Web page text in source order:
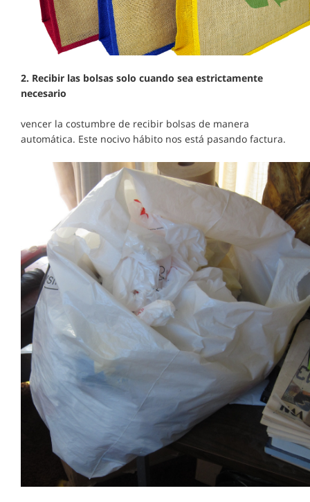
2. Recibir las bolsas solo cuando sea estrictamente
necesario
vencer la costumbre de recibir bolsas de manera
automática. Este nocivo hábito nos está pasando factura.